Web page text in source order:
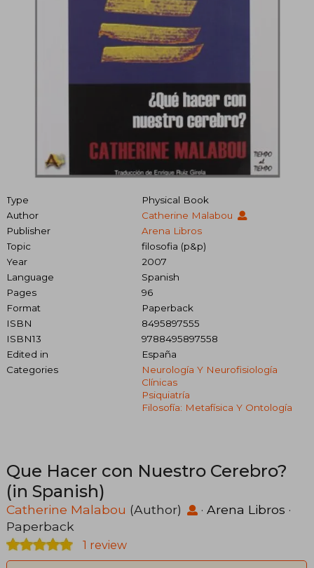
Type
Physical Book
Author
Catherine Malabou
Publisher
Arena Libros
Topic
filosofia (p&p)
Year
2007
Language
Spanish
Pages
96
Format
Paperback
ISBN
8495897555
ISBN13
9788495897558
Edited in
España
Categories
Neurología Y Neurofisiología
Clínicas
Psiquiatría
Filosofía: Metafísica Y Ontología
Que Hacer con Nuestro Cerebro?
(in Spanish)
Catherine Malabou (Author) · Arena Libros ·
Paperback
1 review